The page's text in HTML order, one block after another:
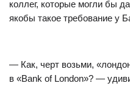
6.17. разглашение
сведений, составляющих
должностных
6.19. совершение